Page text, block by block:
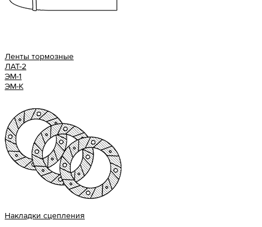
Ленты тормозные
ЛАТ-2
ЭМ-1
ЭМ-К
Накладки сцепления